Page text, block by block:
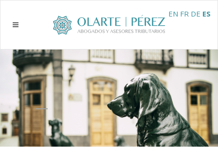
EN FR DE ES